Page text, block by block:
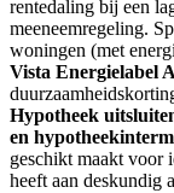
rentedaling bij een
meeneemregeling.
woningen (met
Vista Energielabel
Hypotheek
en
geschikt maakt voor
heeft aan deskundig